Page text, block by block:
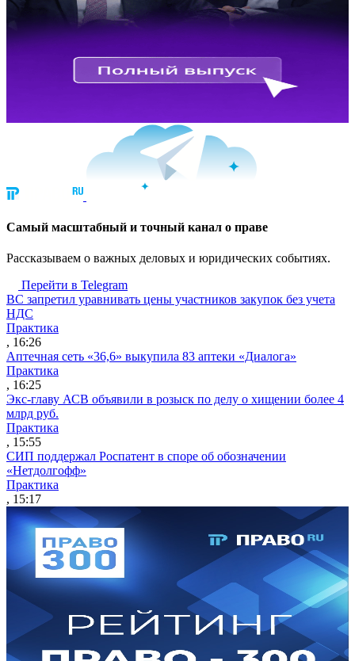
Cамый масштабный и точный канал о праве
Рассказываем о важных деловых и юридических событиях.
Перейти в Telegram
ВС запретил уравнивать цены участников закупок без учета
НДС
Практика
, 16:26
Аптечная сеть «36,6» выкупила 83 аптеки «Диалога»
Практика
, 16:25
Экс-главу АСВ объявили в розыск по делу о хищении более 4
млрд руб.
Практика
, 15:55
СИП поддержал Роспатент в споре об обозначении
«Нетдолгофф»
Практика
, 15:17